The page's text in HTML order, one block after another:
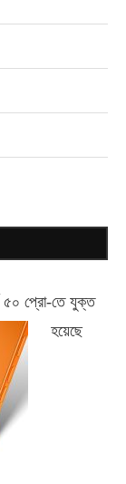
৫০ প্রো-তে যুক্ত
হয়েছে